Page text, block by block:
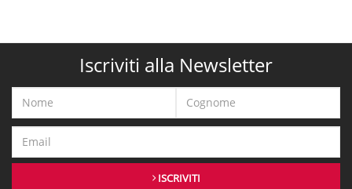
Iscriviti alla Newsletter
ISCRIVITI